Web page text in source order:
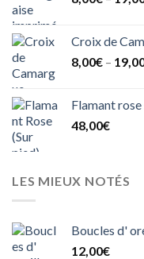
Croix de
8,00€ –
Flamant
48,00€
LES MIEUX NOTÉS
Boucles d'
12,00€